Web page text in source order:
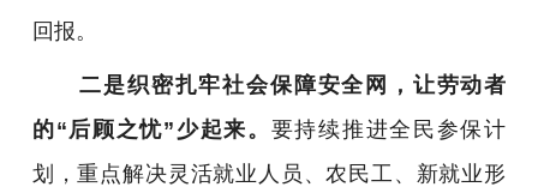
回报。
二是织密扎牢社会保障安全网，让劳动者
的“后顾之忧”少起来。 要持续推进全民参保计
划，重点解决灵活就业人员、农民工、新就业形